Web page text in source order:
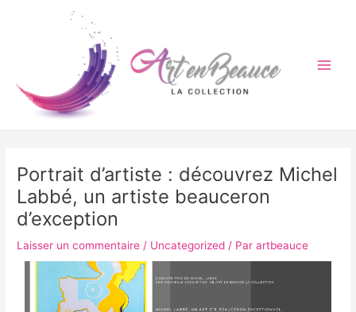
Portrait d’artiste : découvrez Michel
Labbé, un artiste beauceron
d’exception
Laisser un commentaire / Uncategorized / Parartbeauce